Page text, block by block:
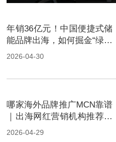
年销36亿元！中国便捷式储
能品牌出海，如何掘金“绿色
经济”新风口
2026-04-30
哪家海外品牌推广MCN靠谱
｜出海网红营销机构推荐指
南
2026-04-29